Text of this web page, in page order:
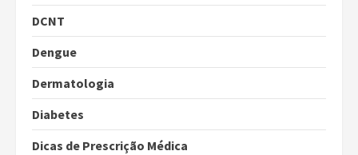
DCNT
Dengue
Dermatologia
Diabetes
Dicas de Prescrição Médica